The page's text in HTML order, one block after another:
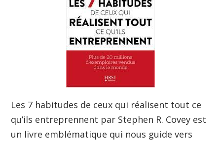
Les 7 habitudes de ceux qui réalisent tout ce
qu’ils entreprennent par Stephen R. Covey est
un livre emblématique qui nous guide vers